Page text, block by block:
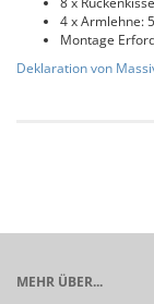
4 x Armlehne:
Montage
Deklaration von
MEHR ÜBER...